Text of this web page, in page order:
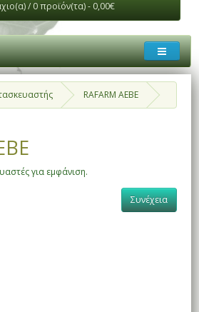
/ 0 προϊόν(τα) - 0,00€
RAFARM ΑΕΒΕ
για εμφάνιση.
Συνέχεια